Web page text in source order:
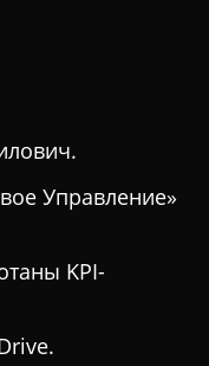
Управление»
KPI-